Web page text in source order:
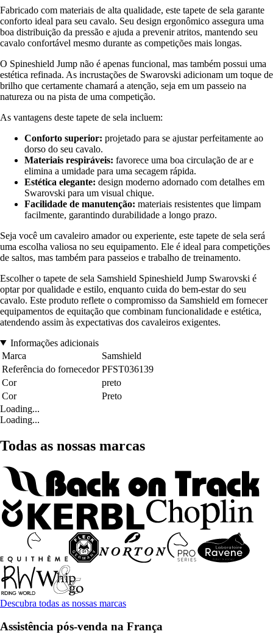
Fabricado com materiais de alta qualidade, este tapete de sela garante
conforto ideal para seu cavalo. Seu design ergonômico assegura uma
boa distribuição da pressão e ajuda a prevenir atritos, mantendo seu
cavalo confortável mesmo durante as competições mais longas.
O Spineshield Jump não é apenas funcional, mas também possui uma
estética refinada. As incrustações de Swarovski adicionam um toque de
brilho que certamente chamará a atenção, seja em um passeio na
natureza ou na pista de uma competição.
As vantagens deste tapete de sela incluem:
Conforto superior: projetado para se ajustar perfeitamente ao
dorso do seu cavalo.
Materiais respiráveis: favorece uma boa circulação de ar e
elimina a umidade para uma secagem rápida.
Estética elegante: design moderno adornado com detalhes em
Swarovski para um visual chique.
Facilidade de manutenção: materiais resistentes que limpam
facilmente, garantindo durabilidade a longo prazo.
Seja você um cavaleiro amador ou experiente, este tapete de sela será
uma escolha valiosa no seu equipamento. Ele é ideal para competições
de saltos, mas também para passeios e trabalho de treinamento.
Escolher o tapete de sela Samshield Spineshield Jump Swarovski é
optar por qualidade e estilo, enquanto cuida do bem-estar do seu
cavalo. Este produto reflete o compromisso da Samshield em fornecer
equipamentos de equitação que combinam funcionalidade e estética,
atendendo assim às expectativas dos cavaleiros exigentes.
Informações adicionais
Marca
Samshield
Referência do fornecedor PFST036139
Cor
preto
Cor
Preto
Loading...
Loading...
Todas as nossas marcas
Descubra todas as nossas marcas
Assistência pós-venda na França